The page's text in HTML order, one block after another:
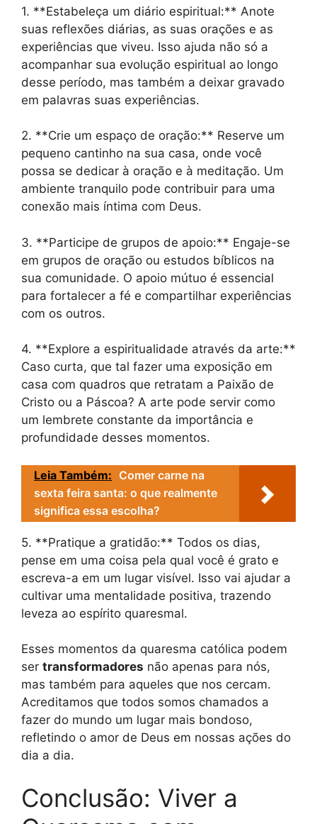
1. **Estabeleça um diário espiritual:** Anote
suas reflexões diárias, as suas orações e as
experiências que viveu. Isso ajuda não só a
acompanhar sua evolução espiritual ao longo
desse período, mas também a deixar gravado
em palavras suas experiências.
2. **Crie um espaço de oração:** Reserve um
pequeno cantinho na sua casa, onde você
possa se dedicar à oração e à meditação. Um
ambiente tranquilo pode contribuir para uma
conexão mais íntima com Deus.
3. **Participe de grupos de apoio:** Engaje-se
em grupos de oração ou estudos bíblicos na
sua comunidade. O apoio mútuo é essencial
para fortalecer a fé e compartilhar experiências
com os outros.
4. **Explore a espiritualidade através da arte:**
Caso curta, que tal fazer uma exposição em
casa com quadros que retratam a Paixão de
Cristo ou a Páscoa? A arte pode servir como
um lembrete constante da importância e
profundidade desses momentos.
Leia Também: Comer carne na
sexta feira santa: o que realmente
significa essa escolha?
5. **Pratique a gratidão:** Todos os dias,
pense em uma coisa pela qual você é grato e
escreva-a em um lugar visível. Isso vai ajudar a
cultivar uma mentalidade positiva, trazendo
leveza ao espírito quaresmal.
Esses momentos da quaresma católica podem
ser transformadores não apenas para nós,
mas também para aqueles que nos cercam.
Acreditamos que todos somos chamados a
fazer do mundo um lugar mais bondoso,
refletindo o amor de Deus em nossas ações do
dia a dia.
Conclusão: Viver a